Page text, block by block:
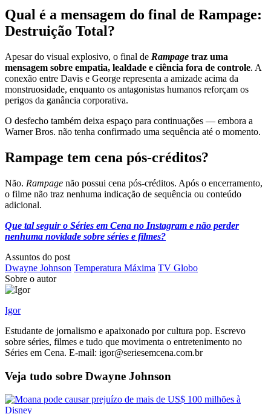
Qual é a mensagem do final de Rampage:
Destruição Total ?
Apesar do visual explosivo, o final de Rampage traz uma
mensagem sobre empatia, lealdade e ciência fora de controle. A
conexão entre Davis e George representa a amizade acima da
monstruosidade, enquanto os antagonistas humanos reforçam os
perigos da ganância corporativa.
O desfecho também deixa espaço para continuações — embora a
Warner Bros. não tenha confirmado uma sequência até o momento.
Rampage tem cena pós-créditos?
Não. Rampage não possui cena pós-créditos. Após o encerramento,
o filme não traz nenhuma indicação de sequência ou conteúdo
adicional.
Que tal seguir o Séries em Cena no Instagram e não perder
nenhuma novidade sobre séries e filmes?
Assuntos do post
Dwayne Johnson Temperatura Máxima TV Globo
Sobre o autor
Igor
Estudante de jornalismo e apaixonado por cultura pop. Escrevo
sobre séries, filmes e tudo que movimenta o entretenimento no
Séries em Cena. E-mail: igor@seriesemcena.com.br
Veja tudo sobre Dwayne Johnson